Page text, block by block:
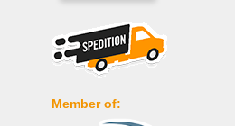
Member of: